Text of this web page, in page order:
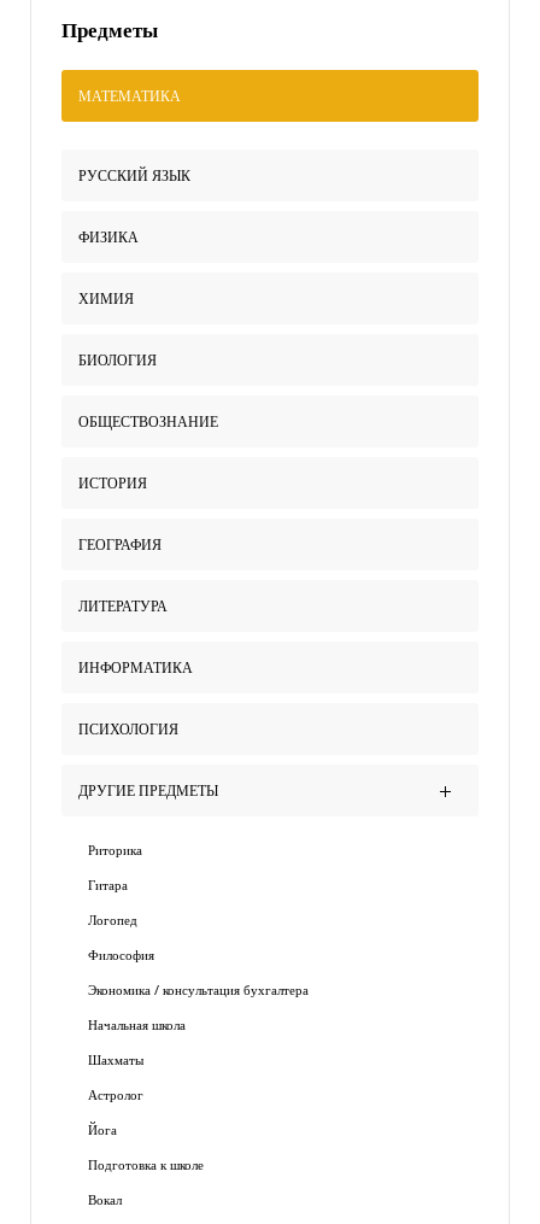
Предметы
МАТЕМАТИКА
РУССКИЙ ЯЗЫК
ФИЗИКА
ХИМИЯ
БИОЛОГИЯ
ОБЩЕСТВОЗНАНИЕ
ИСТОРИЯ
ГЕОГРАФИЯ
ЛИТЕРАТУРА
ИНФОРМАТИКА
ПСИХОЛОГИЯ
ДРУГИЕ ПРЕДМЕТЫ
Риторика
Гитара
Логопед
Философия
Экономика / консультация бухгалтера
Начальная школа
Шахматы
Астролог
Йога
Подготовка к школе
Вокал